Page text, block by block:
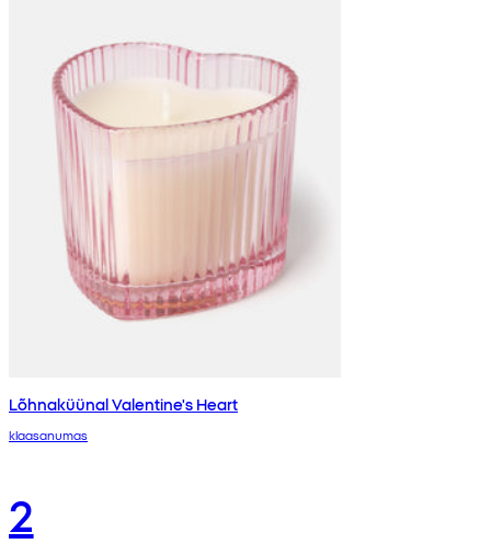
Lõhnaküünal Valentine's Heart
klaasanumas
2